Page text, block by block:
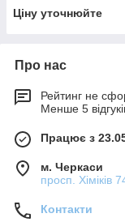
Ціну уточнюйте
Про нас
Рейтинг не
Менше 5
Працює з
м. Черкаси
просп. Хіміків
Контакти